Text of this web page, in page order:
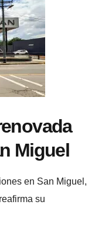
Miguel
en San Miguel,
su